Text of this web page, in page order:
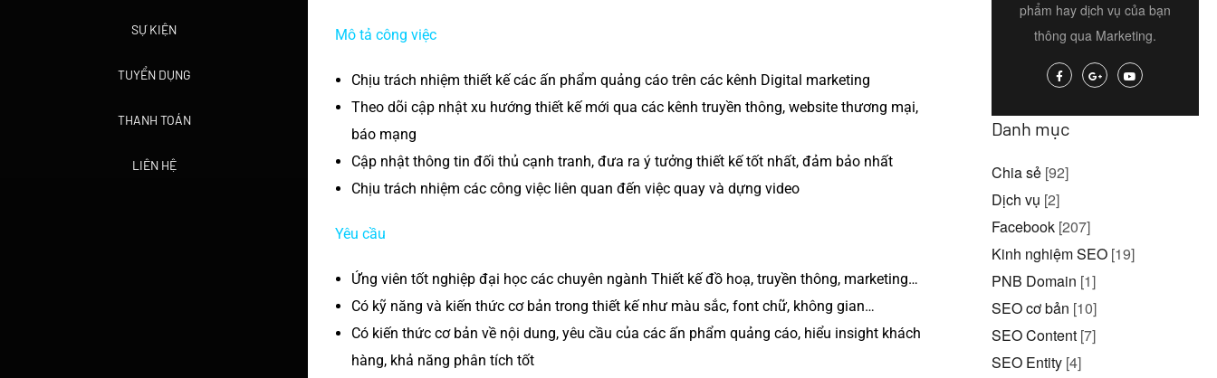
SỰ KIỆN
TUYỂN DỤNG
THANH TOÁN
LIÊN HỆ
Mô tả công việc
Chịu trách nhiệm thiết kế các ấn phẩm quảng cáo trên các kênh Digital marketing
Theo dõi cập nhật xu hướng thiết kế mới qua các kênh truyền thông, website thương mại,
báo mạng
Cập nhật thông tin đối thủ cạnh tranh, đưa ra ý tưởng thiết kế tốt nhất, đảm bảo nhất
Chịu trách nhiệm các công việc liên quan đến việc quay và dựng video
Yêu cầu
Ứng viên tốt nghiệp đại học các chuyên ngành Thiết kế đồ hoạ, truyền thông, marketing…
Có kỹ năng và kiến thức cơ bản trong thiết kế như màu sắc, font chữ, không gian…
Có kiến thức cơ bản về nội dung, yêu cầu của các ấn phẩm quảng cáo, hiểu insight khách
hàng, khả năng phân tích tốt
phẩm hay dịch vụ của bạn
thông qua Marketing.
Danh mục
Chia sẻ [92]
Dịch vụ [2]
Facebook [207]
Kinh nghiệm SEO [19]
PNB Domain [1]
SEO cơ bản [10]
SEO Content [7]
SEO Entity [4]